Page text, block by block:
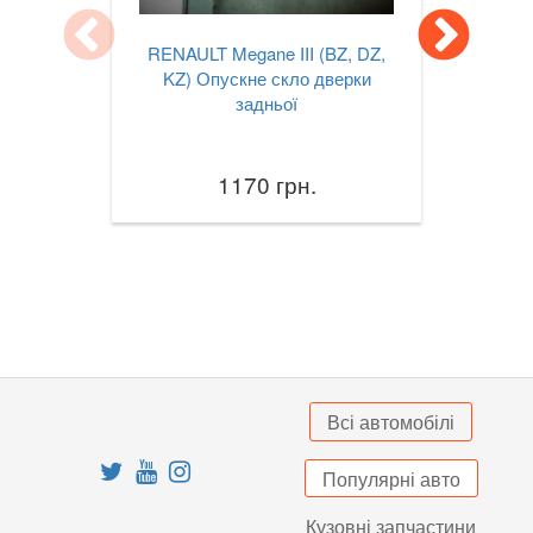
TESLA keyboard_arrow_down
В наявності!
RENAULT Megane III (BZ, DZ,
KZ) Опускне скло дверки
задньої
1170 грн.
Всі автомобілі
Популярні авто
Кузовні запчастини